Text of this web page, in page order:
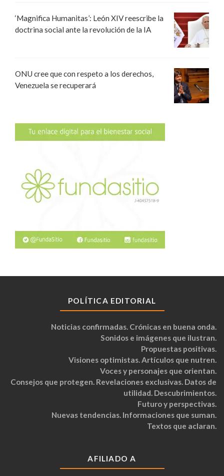
‘Magnifica Humanitas’: León XIV reescribe la
doctrina social ante la revolución de la IA
ONU cree que con respeto a los derechos,
Venezuela se recuperará
POLÍTICA EDITORIAL
Noticias confirmadas. Crónicas en buena onda.
Sonidos e imágenes que ilustran.
Propuestas positivas.
Visiones optimistas. Artículos que nutren.
Voces y personajes que orientan.
Consejos que protegen. Revelaciones exclusivas. Datos de
utilidad. Descubrimientos.
Futuro y perspectivas.
Nuevas tendencias. Informaciones que suman.
Textos que aclaran.
AFILIADO A